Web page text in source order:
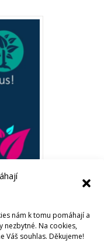
nám k tomu pomáhají a
Na cookies,
Váš souhlas. Děkujeme!
rostlin